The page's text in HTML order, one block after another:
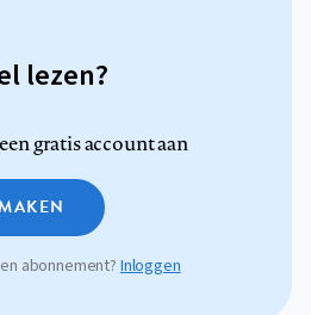
lezen?
een gratis account aan
abonnement? Inloggen